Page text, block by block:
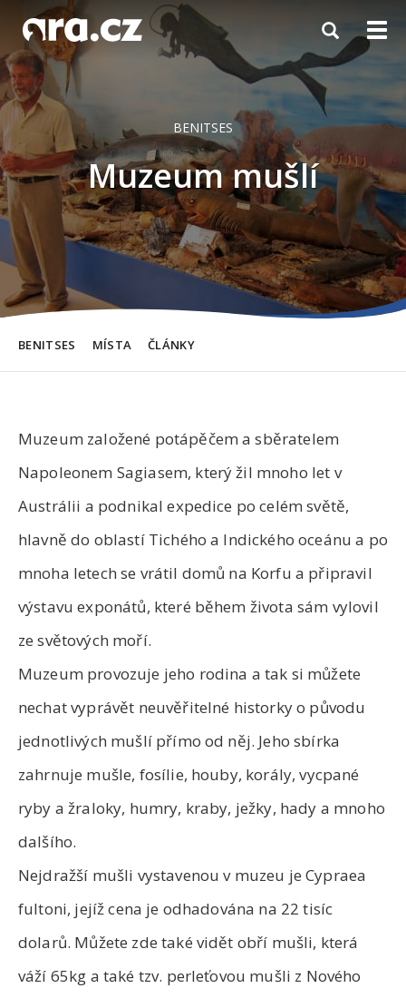
Toggle
navigation
BENITSES MÍSTA ČLÁNKY
BENITSES
Muzeum mušlí
Muzeum založené potápěčem a sběratelem
Napoleonem Sagiasem, který žil mnoho let v
Austrálii a podnikal expedice po celém světě,
hlavně do oblastí Tichého a Indického oceánu a po
mnoha letech se vrátil domů na Korfu a připravil
výstavu exponátů, které během života sám vylovil
ze světových moří.
Muzeum provozuje jeho rodina a tak si můžete
nechat vyprávět neuvěřitelné historky o původu
jednotlivých mušlí přímo od něj. Jeho sbírka
zahrnuje mušle, fosílie, houby, korály, vycpané
ryby a žraloky, humry, kraby, ježky, hady a mnoho
dalšího.
Nejdražší mušli vystavenou v muzeu je Cypraea
fultoni, jejíž cena je odhadována na 22 tisíc
dolarů. Můžete zde také vidět obří mušli, která
váží 65kg a také tzv. perleťovou mušli z Nového